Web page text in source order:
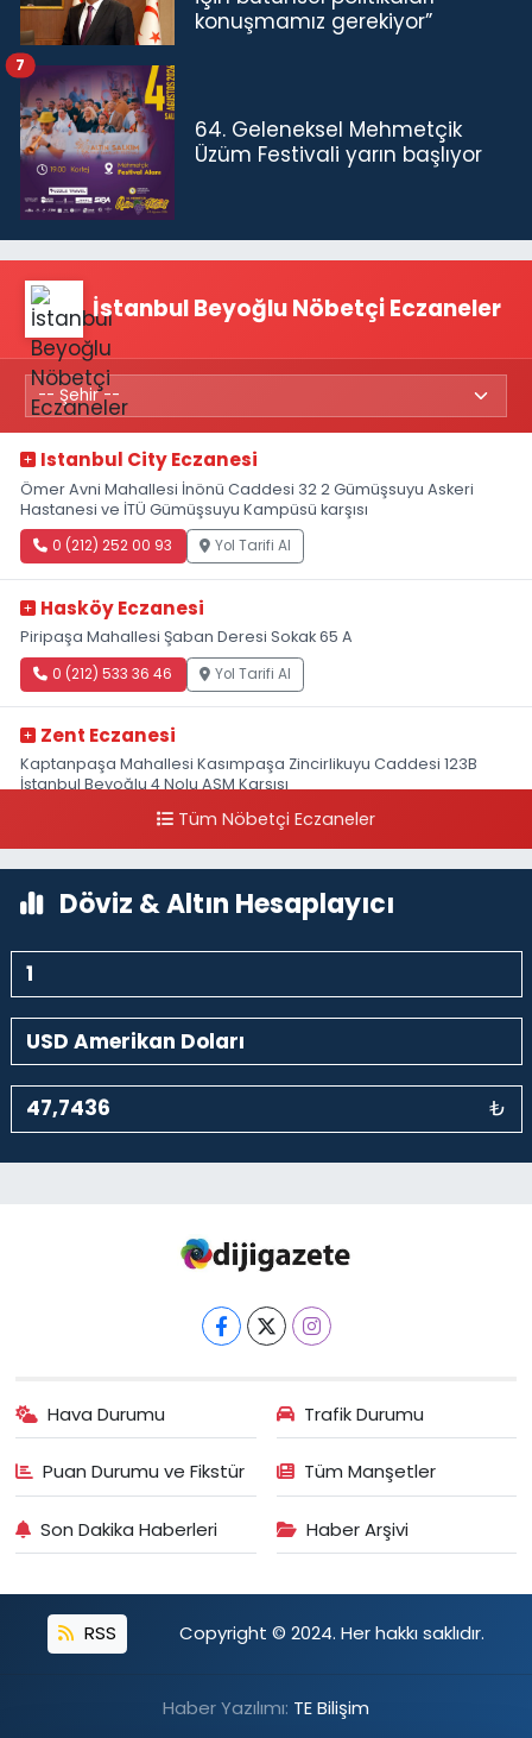
konuşmamız gerekiyor”
64. Geleneksel Mehmetçik
Üzüm Festivali yarın başlıyor
7
İstanbul Beyoğlu Nöbetçi Eczaneler
Istanbul City Eczanesi
Ömer Avni Mahallesi İnönü Caddesi 32 2 Gümüşsuyu Askeri
Hastanesi ve İTÜ Gümüşsuyu Kampüsü karşısı
0 (212) 252 00 93 Yol Tarifi Al
Hasköy Eczanesi
Piripaşa Mahallesi Şaban Deresi Sokak 65 A
0 (212) 533 36 46 Yol Tarifi Al
Zent Eczanesi
Kaptanpaşa Mahallesi Kasımpaşa Zincirlikuyu Caddesi 123B
İstanbul Beyoğlu 4 Nolu ASM Karşısı
0 (212) 297 96 92 Yol Tarifi Al
Tüm Nöbetçi Eczaneler
Döviz & Altın Hesaplayıcı
₺
Hava Durumu Trafik Durumu
Puan Durumu ve Fikstür Tüm Manşetler
Son Dakika Haberleri Haber Arşivi
RSS Copyright © 2024. Her hakkı saklıdır.
Haber Yazılımı: TE Bilişim